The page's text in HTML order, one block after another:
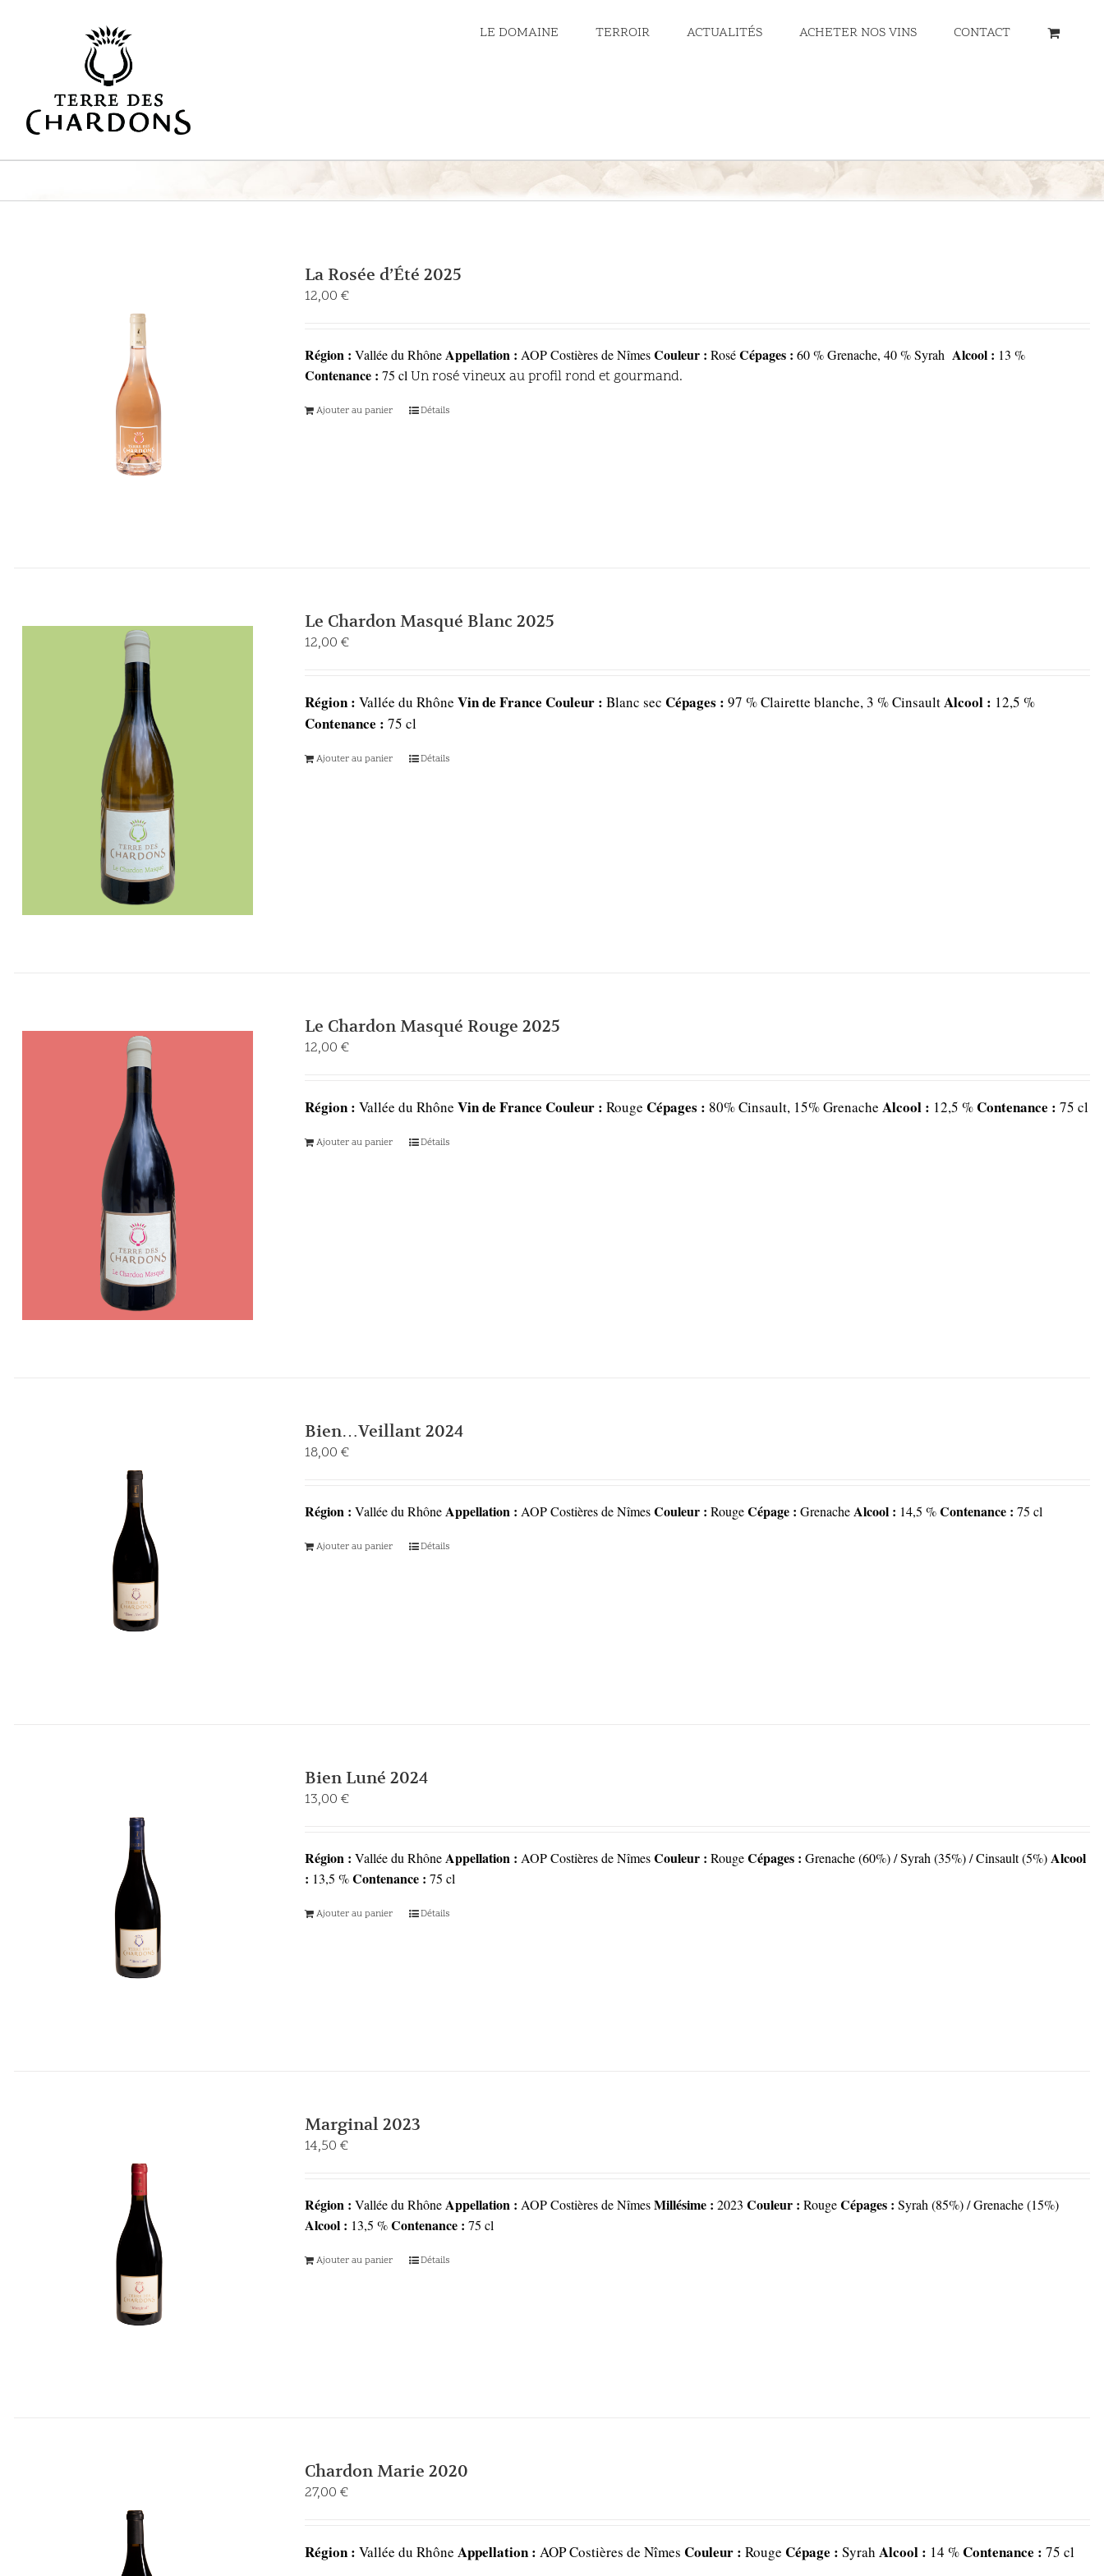
LE DOMAINE TERROIR ACTUALITÉS ACHETER NOS VINS CONTACT
La Rosée d’Été 2025
12,00 €
Région : Vallée du Rhône Appellation : AOP Costières de Nîmes Couleur : Rosé Cépages : 60 % Grenache, 40 % Syrah Alcool : 13 %
Contenance : 75 cl Un rosé vineux au profil rond et gourmand.
Ajouter au panier Détails
Le Chardon Masqué Blanc 2025
12,00 €
Région : Vallée du Rhône Vin de France Couleur : Blanc sec Cépages : 97 % Clairette blanche, 3 % CinsaultAlcool : 12,5 %
Contenance : 75 cl
Ajouter au panier Détails
Le Chardon Masqué Rouge 2025
12,00 €
Région : Vallée du Rhône Vin de France Couleur : Rouge Cépages : 80% Cinsault, 15% Grenache Alcool : 12,5 %Contenance : 75 cl
Ajouter au panier Détails
Bien…Veillant 2024
18,00 €
Région : Vallée du Rhône Appellation : AOP Costières de Nîmes Couleur : Rouge Cépage : Grenache Alcool : 14,5 % Contenance : 75 cl
Ajouter au panier Détails
Bien Luné 2024
13,00 €
Région : Vallée du Rhône Appellation : AOP Costières de Nîmes Couleur : Rouge Cépages : Grenache (60%) / Syrah (35%) / Cinsault (5%) Alcool
: 13,5 % Contenance : 75 cl
Ajouter au panier Détails
Marginal 2023
14,50 €
Région : Vallée du Rhône Appellation : AOP Costières de Nîmes Millésime : 2023 Couleur : Rouge Cépages : Syrah (85%) / Grenache (15%)
Alcool : 13,5 % Contenance : 75 cl
Ajouter au panier Détails
Chardon Marie 2020
27,00 €
Région : Vallée du Rhône Appellation : AOP Costières de Nîmes Couleur : Rouge Cépage : Syrah Alcool : 14 %Contenance : 75 cl